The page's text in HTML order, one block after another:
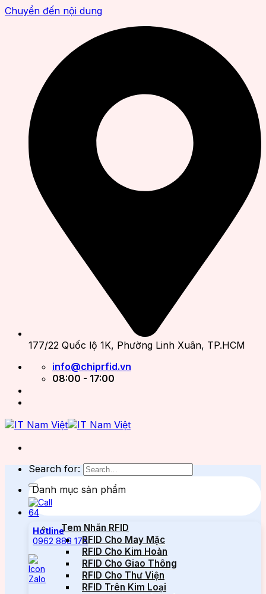
Chuyển đến nội dung
177/22 Quốc lộ 1K, Phường Linh Xuân, TP.HCM
info@chiprfid.vn
08:00 - 17:00
Search for:
Hotline
0962 888 179
Danh mục sản phẩm
Tem Nhãn RFID
RFID Cho May Mặc
RFID Cho Kim Hoàn
RFID Cho Giao Thông
RFID Cho Thư Viện
RFID Trên Kim Loại